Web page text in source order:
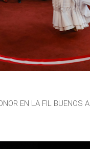
EN LA FIL BUENOS